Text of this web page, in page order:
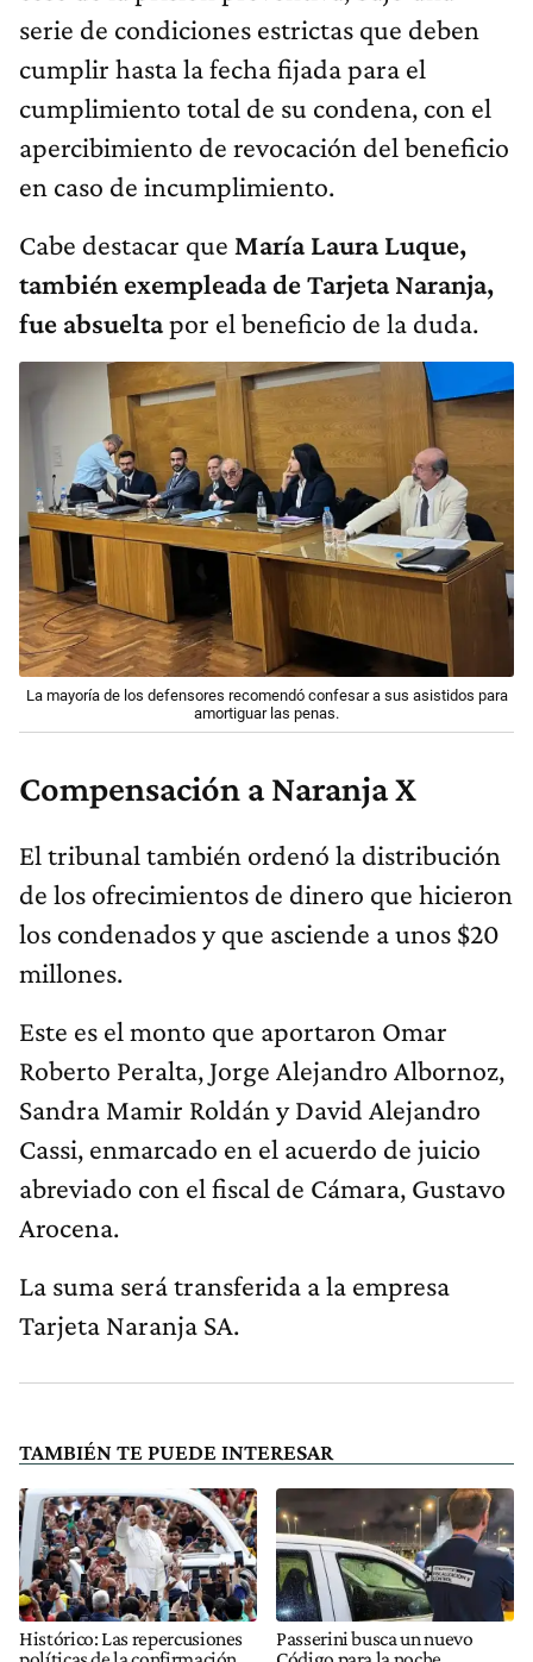
serie de condiciones estrictas que deben
cumplir hasta la fecha fijada para el
cumplimiento total de su condena, con el
apercibimiento de revocación del beneficio
en caso de incumplimiento.
Cabe destacar que María Laura Luque,
también exempleada de Tarjeta Naranja,
fue absueltapor el beneficio de la duda.
La mayoría de los defensores recomendó confesar a sus asistidos para
amortiguar las penas.
Compensación a Naranja X
El tribunal también ordenó la distribución
de los ofrecimientos de dinero que hicieron
los condenados y que asciende a unos $20
millones.
Este es el monto que aportaron Omar
Roberto Peralta, Jorge Alejandro Albornoz,
Sandra Mamir Roldán y David Alejandro
Cassi, enmarcado en el acuerdo de juicio
abreviado con el fiscal de Cámara, Gustavo
Arocena.
La suma será transferida a la empresa
Tarjeta Naranja SA.
TAMBIÉN TE PUEDE INTERESAR
Histórico: Las repercusiones
Passerini busca un nuevo